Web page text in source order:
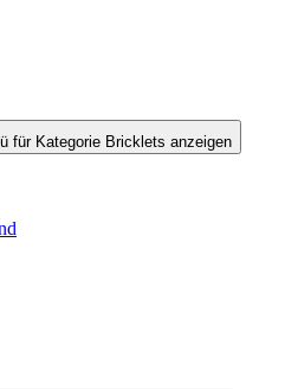
für Kategorie Bricklets anzeigen